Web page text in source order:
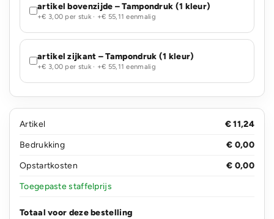
artikel bovenzijde – Tampondruk (1 kleur)
+€ 3,00 per stuk · +€ 55,11 eenmalig
artikel zijkant – Tampondruk (1 kleur)
+€ 3,00 per stuk · +€ 55,11 eenmalig
Artikel
€ 11,24
Bedrukking
€ 0,00
Opstartkosten
€ 0,00
Toegepaste staffelprijs
Totaal voor deze bestelling